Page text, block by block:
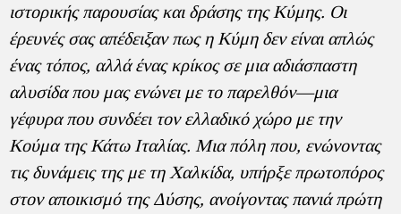
ιστορικής παρουσίας και δράσης της Κύμης. Οι
έρευνές σας απέδειξαν πως η Κύμη δεν είναι απλώς
ένας τόπος, αλλά ένας κρίκος σε μια αδιάσπαστη
αλυσίδα που μας ενώνει με το παρελθόν—μια
γέφυρα που συνδέει τον ελλαδικό χώρο με την
Κούμα της Κάτω Ιταλίας. Μια πόλη που, ενώνοντας
τις δυνάμεις της με τη Χαλκίδα, υπήρξε πρωτοπόρος
στον αποικισμό της Δύσης, ανοίγοντας πανιά πρώτη